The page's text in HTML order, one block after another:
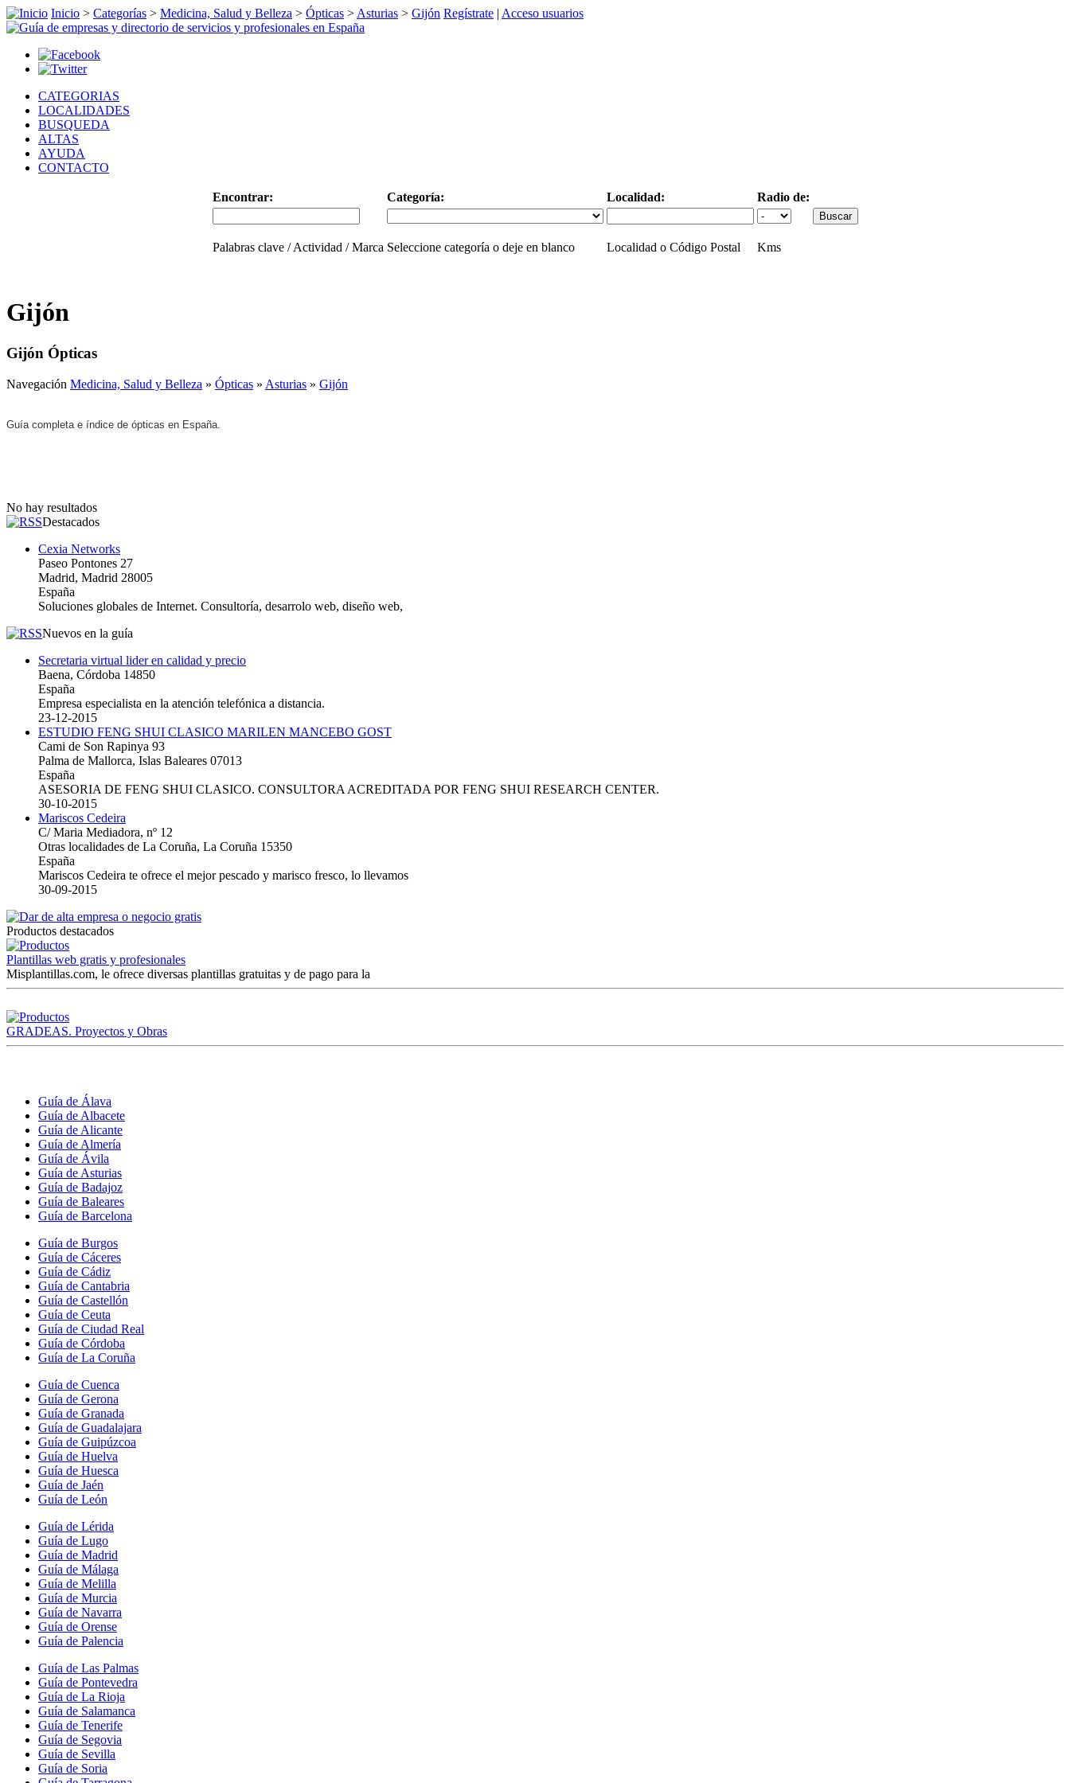
Inicio > Categorías > Medicina, Salud y Belleza > Ópticas > Asturias > Gijón Regístrate | Acceso usuarios
CATEGORIAS
LOCALIDADES
BUSQUEDA
ALTAS
AYUDA
CONTACTO
Encontrar: Categoría: Localidad: Radio de:
Palabras clave / Actividad / Marca Seleccione categoría o deje en blanco Localidad o Código Postal Kms
Gijón
Gijón Ópticas
Navegación Medicina, Salud y Belleza » Ópticas » Asturias » Gijón
Guía completa e índice de ópticas en España.
No hay resultados
Destacados
Cexia Networks
Paseo Pontones 27
Madrid, Madrid 28005
España
Soluciones globales de Internet. Consultoría, desarrolo web, diseño web,
Nuevos en la guía
Secretaria virtual lider en calidad y precio
Baena, Córdoba 14850
España
Empresa especialista en la atención telefónica a distancia.
23-12-2015
ESTUDIO FENG SHUI CLASICO MARILEN MANCEBO GOST
Cami de Son Rapinya 93
Palma de Mallorca, Islas Baleares 07013
España
ASESORIA DE FENG SHUI CLASICO. CONSULTORA ACREDITADA POR FENG SHUI RESEARCH CENTER.
30-10-2015
Mariscos Cedeira
C/ Maria Mediadora, nº 12
Otras localidades de La Coruña, La Coruña 15350
España
Mariscos Cedeira te ofrece el mejor pescado y marisco fresco, lo llevamos
30-09-2015
Productos destacados
Plantillas web gratis y profesionales
Misplantillas.com, le ofrece diversas plantillas gratuitas y de pago para la
GRADEAS. Proyectos y Obras
Guía de Álava
Guía de Albacete
Guía de Alicante
Guía de Almería
Guía de Ávila
Guía de Asturias
Guía de Badajoz
Guía de Baleares
Guía de Barcelona
Guía de Burgos
Guía de Cáceres
Guía de Cádiz
Guía de Cantabria
Guía de Castellón
Guía de Ceuta
Guía de Ciudad Real
Guía de Córdoba
Guía de La Coruña
Guía de Cuenca
Guía de Gerona
Guía de Granada
Guía de Guadalajara
Guía de Guipúzcoa
Guía de Huelva
Guía de Huesca
Guía de Jaén
Guía de León
Guía de Lérida
Guía de Lugo
Guía de Madrid
Guía de Málaga
Guía de Melilla
Guía de Murcia
Guía de Navarra
Guía de Orense
Guía de Palencia
Guía de Las Palmas
Guía de Pontevedra
Guía de La Rioja
Guía de Salamanca
Guía de Tenerife
Guía de Segovia
Guía de Sevilla
Guía de Soria